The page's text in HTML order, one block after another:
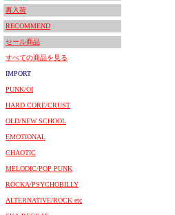
再入荷
RECOMMEND
セール商品
すべての商品を見る
IMPORT
PUNK/OI
HARD CORE/CRUST
OLD/NEW SCHOOL
EMOTIONAL
CHAOTIC
MELODIC/POP PUNK
ROCKA/PSYCHOBILLY
ALTERNATIVE/ROCK etc